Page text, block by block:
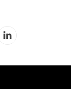
LinkedIn